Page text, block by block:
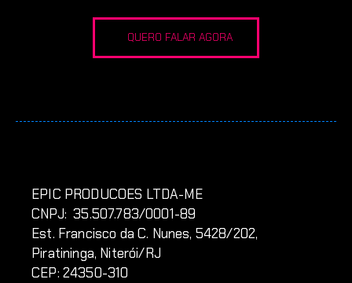
QUERO FALAR AGORA
EPIC PRODUCOES LTDA-ME
CNPJ: 35.507.783/0001-89
Est. Francisco da C. Nunes, 5428/202,
Piratininga, Niterói/RJ
CEP: 24350-310